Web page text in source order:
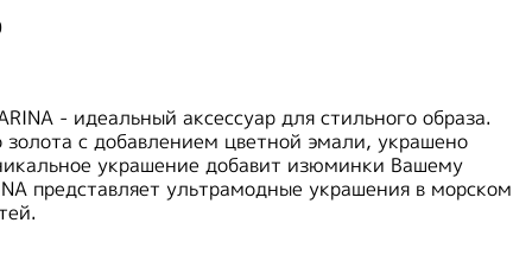
- идеальный аксессуар для стильного образа.
золота с добавлением цветной эмали, украшено
украшение добавит изюминки Вашему
представляет ультрамодные украшения в морском